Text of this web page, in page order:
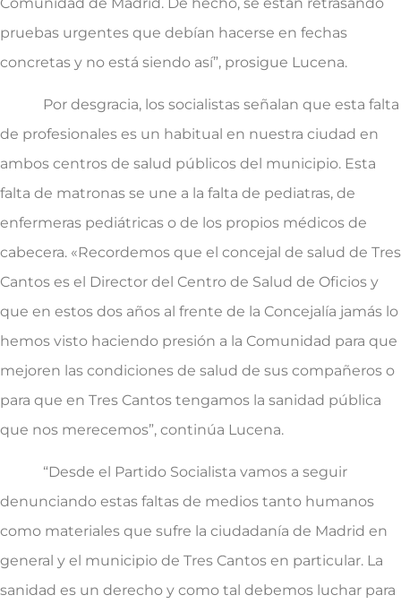
pruebas urgentes que debían hacerse en fechas
concretas y no está siendo así”, prosigue Lucena.
Por desgracia, los socialistas señalan que esta falta
de profesionales es un habitual en nuestra ciudad en
ambos centros de salud públicos del municipio. Esta
falta de matronas se une a la falta de pediatras, de
enfermeras pediátricas o de los propios médicos de
cabecera. «Recordemos que el concejal de salud de Tres
Cantos es el Director del Centro de Salud de Oficios y
que en estos dos años al frente de la Concejalía jamás lo
hemos visto haciendo presión a la Comunidad para que
mejoren las condiciones de salud de sus compañeros o
para que en Tres Cantos tengamos la sanidad pública
que nos merecemos”, continúa Lucena.
“Desde el Partido Socialista vamos a seguir
denunciando estas faltas de medios tanto humanos
como materiales que sufre la ciudadanía de Madrid en
general y el municipio de Tres Cantos en particular. La
sanidad es un derecho y como tal debemos luchar para